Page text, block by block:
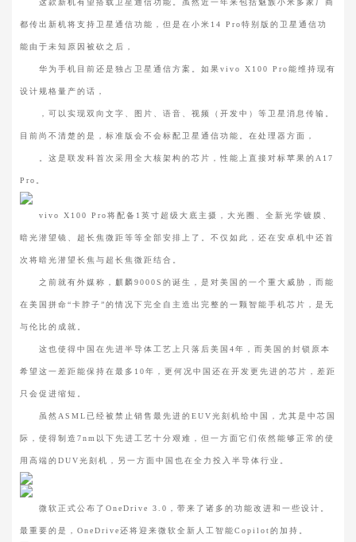
这款新机有望搭载卫星通信功能。虽然近一年来包括魅族小米多家厂商
都传出新机将支持卫星通信功能，但是在小米14 Pro特别版的卫星通信功
能由于未知原因被砍之后，
华为手机目前还是独占卫星通信方案。如果vivo X100 Pro能维持现有
设计规格量产的话，
，可以实现双向文字、图片、语音、视频（开发中）等卫星消息传输。
目前尚不清楚的是，标准版会不会标配卫星通信功能。在处理器方面，
。这是联发科首次采用全大核架构的芯片，性能上直接对标苹果的A17
Pro。
vivo X100 Pro将配备1英寸超级大底主摄，大光圈、全新光学镀膜、
暗光潜望镜、超长焦微距等等全部安排上了。不仅如此，还在安卓机中还首
次将暗光潜望长焦与超长焦微距结合。
之前就有外媒称，麒麟9000S的诞生，是对美国的一个重大威胁，而能
在美国拼命“卡脖子”的情况下完全自主造出完整的一颗智能手机芯片，是无
与伦比的成就。
这也使得中国在先进半导体工艺上只落后美国4年，而美国的封锁原本
希望这一差距能保持在最多10年，更何况中国还在开发更先进的芯片，差距
只会促进缩短。
虽然ASML已经被禁止销售最先进的EUV光刻机给中国，尤其是中芯国
际，使得制造7nm以下先进工艺十分艰难，但一方面它们依然能够正常的使
用高端的DUV光刻机，另一方面中国也在全力投入半导体行业。
微软正式公布了OneDrive 3.0，带来了诸多的功能改进和一些设计。
最重要的是，OneDrive还将迎来微软全新人工智能Copilot的加持。